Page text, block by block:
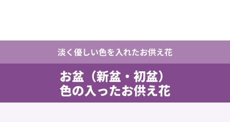
淡く優しい色を入れたお供え花
お盆（新盆・初盆）
色の入ったお供え花